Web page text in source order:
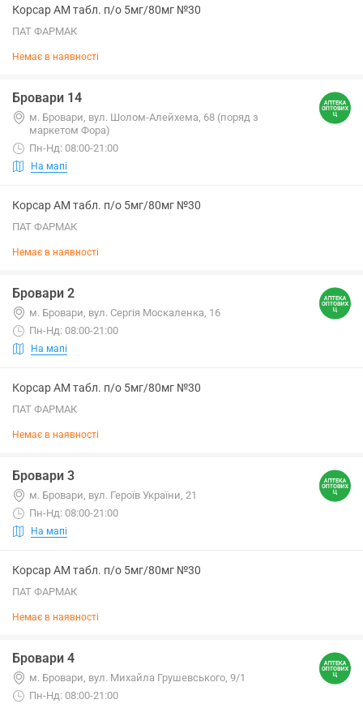
Корсар АМ табл. п/о 5мг/80мг №30
ПАТ ФАРМАК
Немає в наявності
Бровари 14
м. Бровари, вул. Шолом-Алейхема, 68 (поряд з
маркетом Фора)
Пн-Нд: 08:00-21:00
На мапі
Корсар АМ табл. п/о 5мг/80мг №30
ПАТ ФАРМАК
Немає в наявності
Бровари 2
м. Бровари, вул. Сергія Москаленка, 16
Пн-Нд: 08:00-21:00
На мапі
Корсар АМ табл. п/о 5мг/80мг №30
ПАТ ФАРМАК
Немає в наявності
Бровари 3
м. Бровари, вул. Героїв України, 21
Пн-Нд: 08:00-21:00
На мапі
Корсар АМ табл. п/о 5мг/80мг №30
ПАТ ФАРМАК
Немає в наявності
Бровари 4
м. Бровари, вул. Михайла Грушевського, 9/1
Пн-Нд: 08:00-21:00